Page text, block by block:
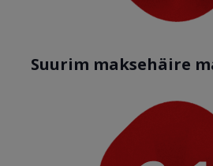
Suurim maksehäire